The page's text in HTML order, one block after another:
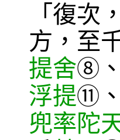
「復次
方，至
提舍⑧
浮提⑪
兜率陀